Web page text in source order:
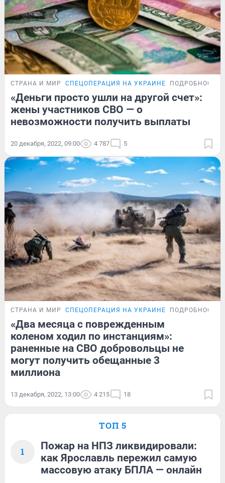
СТРАНА И МИР СПЕЦОПЕРАЦИЯ НА УКРАИНЕ ПОДРОБНОСТИ
«Деньги просто ушли на другой счет»:
жены участников СВО — о
невозможности получить выплаты
20 декабря, 2022, 09:00 4 787 5
СТРАНА И МИР СПЕЦОПЕРАЦИЯ НА УКРАИНЕ ПОДРОБНОСТИ
«Два месяца с поврежденным
коленом ходил по инстанциям»:
раненные на СВО добровольцы не
могут получить обещанные 3
миллиона
13 декабря, 2022, 13:00 4 215 18
ТОП 5
1
Пожар на НПЗ ликвидировали:
как Ярославль пережил самую
массовую атаку БПЛА — онлайн